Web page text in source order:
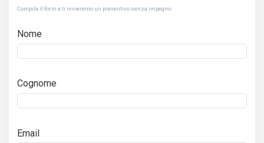
Compila il form e ti invieremo un preventivo senza impegno.
Nome
Cognome
Email